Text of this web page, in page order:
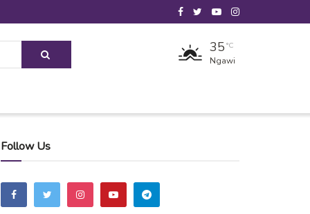
35 °C
Ngawi
Follow Us